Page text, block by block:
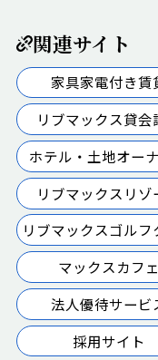
関連サイト
家具家電付き賃
リブマックス貸会
ホテル・土地オー
リブマックスリゾ
リブマックスゴルフ
マックスカフェ
法人優待サービ
採用サイト